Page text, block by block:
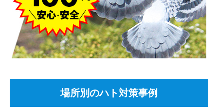
場所別のハト対策事例